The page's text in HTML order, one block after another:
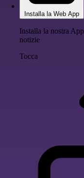
Installa la Web App
Installa la nostra
notizie
Tocca